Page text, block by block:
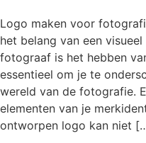
Logo maken voor
het belang van een
fotograaf is het hebben
essentieel om je te
wereld van de fotografie.
elementen van je
ontworpen logo kan niet